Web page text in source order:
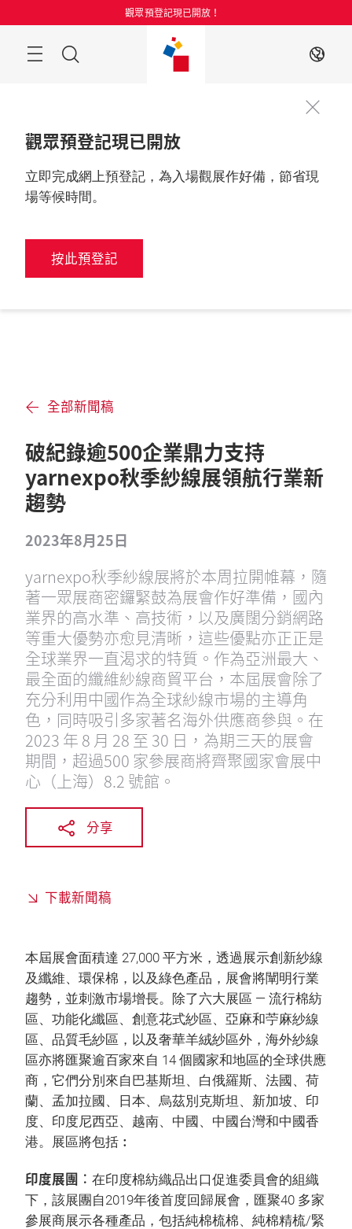
過
觀眾預登記現已開放！
目
ZH
觀眾預登記現已開放
立即完成網上預登記，為入場觀展作好備，節省現
場等候時間。
按此預登記
全部新聞稿
破紀錄逾500企業鼎力支持
yarnexpo秋季紗線展領航行業新
趨勢
2023年8月25日
yarnexpo秋季紗線展將於本周拉開帷幕，隨
著一眾展商密鑼緊鼓為展會作好準備，國內
業界的高水準、高技術，以及廣闊分銷網路
等重大優勢亦愈見清晰，這些優點亦正正是
全球業界一直渴求的特質。作為亞洲最大、
最全面的纖維紗線商貿平台，本屆展會除了
充分利用中國作為全球紗線市場的主導角
色，同時吸引多家著名海外供應商參與。在
2023 年 8 月 28 至 30 日，為期三天的展會
期間，超過500 家參展商將齊聚國家會展中
心（上海）8.2 號館。
分享
下載新聞稿
本屆展會面積達 27,000 平方米，透過展示創新紗線
及纖維、環保棉，以及綠色產品，展會將闡明行業
趨勢，並刺激市場增長。除了六大展區 — 流行棉紡
區、功能化纖區、創意花式紗區、亞麻和苧麻紗線
區、品質毛紗區，以及奢華羊絨紗區外，海外紗線
區亦將匯聚逾百家來自 14 個國家和地區的全球供應
商，它們分別來自巴基斯坦、白俄羅斯、法國、荷
蘭、孟加拉國、日本、烏茲別克斯坦、新加坡、印
度、印度尼西亞、越南、中國、中國台灣和中國香
港。展區將包括︰
印度展團︰ 在印度棉紡織品出口促進委員會的組織
下，該展團自2019年後首度回歸展會，匯聚40 多家
參展商展示各種產品，包括純棉梳棉、純棉精梳/緊